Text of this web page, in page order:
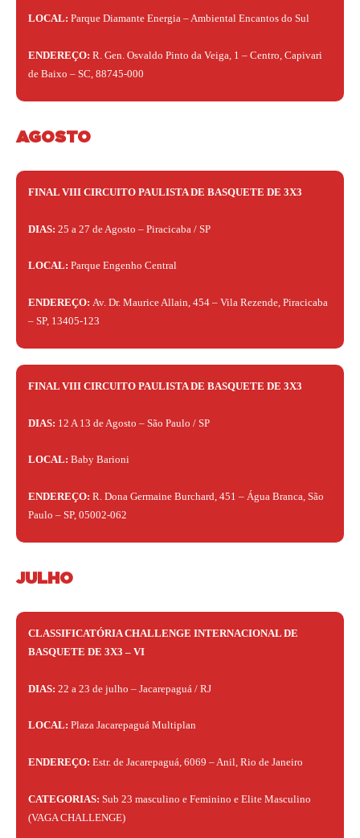
LOCAL: Parque Diamante Energia – Ambiental Encantos do Sul
ENDEREÇO: R. Gen. Osvaldo Pinto da Veiga, 1 – Centro, Capivari
de Baixo – SC, 88745-000
AGOSTO
FINAL VIII CIRCUITO PAULISTA DE BASQUETE DE 3X3
DIAS: 25 a 27 de Agosto – Piracicaba / SP
LOCAL: Parque Engenho Central
ENDEREÇO: Av. Dr. Maurice Allain, 454 – Vila Rezende, Piracicaba
– SP, 13405-123
FINAL VIII CIRCUITO PAULISTA DE BASQUETE DE 3X3
DIAS: 12 A 13 de Agosto – São Paulo / SP
LOCAL: Baby Barioni
ENDEREÇO: R. Dona Germaine Burchard, 451 – Água Branca, São
Paulo – SP, 05002-062
JULHO
CLASSIFICATÓRIA CHALLENGE INTERNACIONAL DE
BASQUETE DE 3X3 – VI
DIAS: 22 a 23 de julho – Jacarepaguá / RJ
LOCAL: Plaza Jacarepaguá Multiplan
ENDEREÇO: Estr. de Jacarepaguá, 6069 – Anil, Rio de Janeiro
CATEGORIAS: Sub 23 masculino e Feminino e Elite Masculino
(VAGA CHALLENGE)